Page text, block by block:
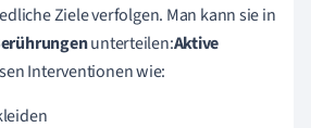
Ziele verfolgen. Man kann sie in
unterteilen:Aktive
Interventionen wie: